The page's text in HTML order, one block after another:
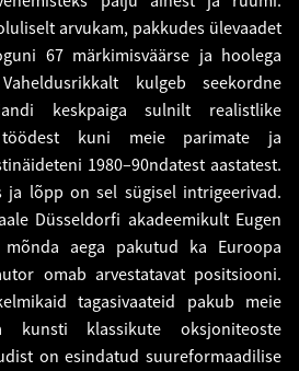
arvukam, pakkudes ülevaadet
67 märkimisväärse ja hoolega
kulgeb seekordne
keskpaiga sulnilt realistlike
töödest kuni meie parimate ja
1980–90ndatest aastatest.
ja lõpp on sel sügisel intrigeerivad.
Düsseldorfi akadeemikult Eugen
aega pakutud ka Euroopa
omab arvestatavat positsiooni.
tagasivaateid pakub meie
kunsti klassikute oksjoniteoste
on esindatud suureformaadilise